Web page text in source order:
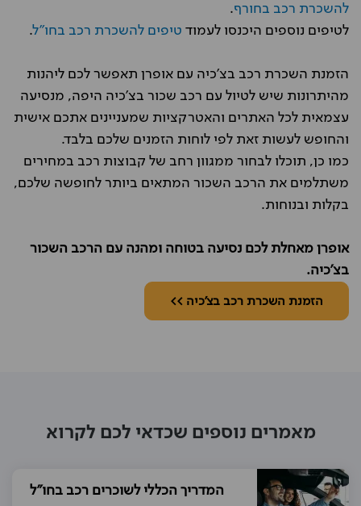
להשכרת רכב בחורף.
לטיפים נוספים היכנסו לעמוד טיפים להשכרת רכב בחו"ל.
הזמנת השכרת רכב בצ'כיה עם אופרן תאפשר לכם ליהנות
מהיתרונות שיש לטיול עם רכב שכור בצ'כיה היפה, מנסיעה
עצמאית לכל האתרים והאטרקציות שמעניינים אתכם אישית
והחופש לעשות זאת לפי לוחות הזמנים שלכם בלבד.
כמו כן, תוכלו לבחור ממגוון רחב של קבוצות רכב במחירים
משתלמים את הרכב השכור המתאים ביותר לחופשה שלכם,
בקלות ובנוחות.
אופרן מאחלת לכם נסיעה בטוחה ומהנה עם הרכב השכור
בצ'כיה.
הזמנת השכרת רכב בצ'כיה >>
מאמרים נוספים שכדאי לכם לקרוא
המדריך הכללי לשוכרים רכב בחו"ל